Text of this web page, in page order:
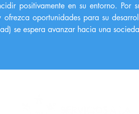
positivamente en su entorno. Por
oportunidades para su
se espera avanzar hacia una